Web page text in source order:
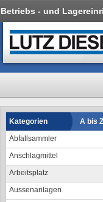
Betriebs - und
Kategorien
A bis Z
Abfallsammler
Anschlagmittel
Arbeitsplatz
Aussenanlagen